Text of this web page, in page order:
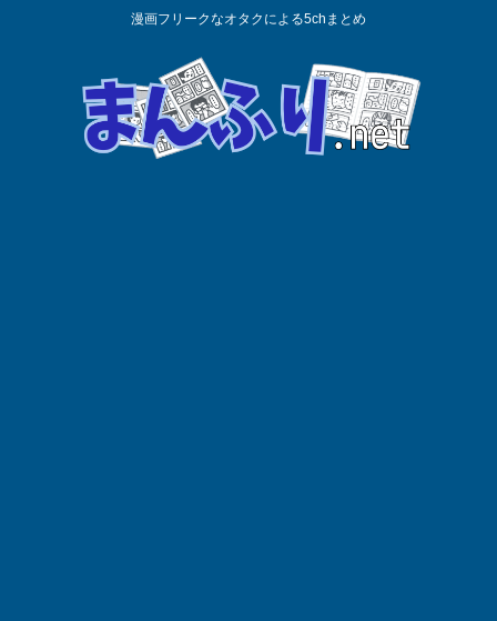
漫画フリークなオタクによる5chまとめ